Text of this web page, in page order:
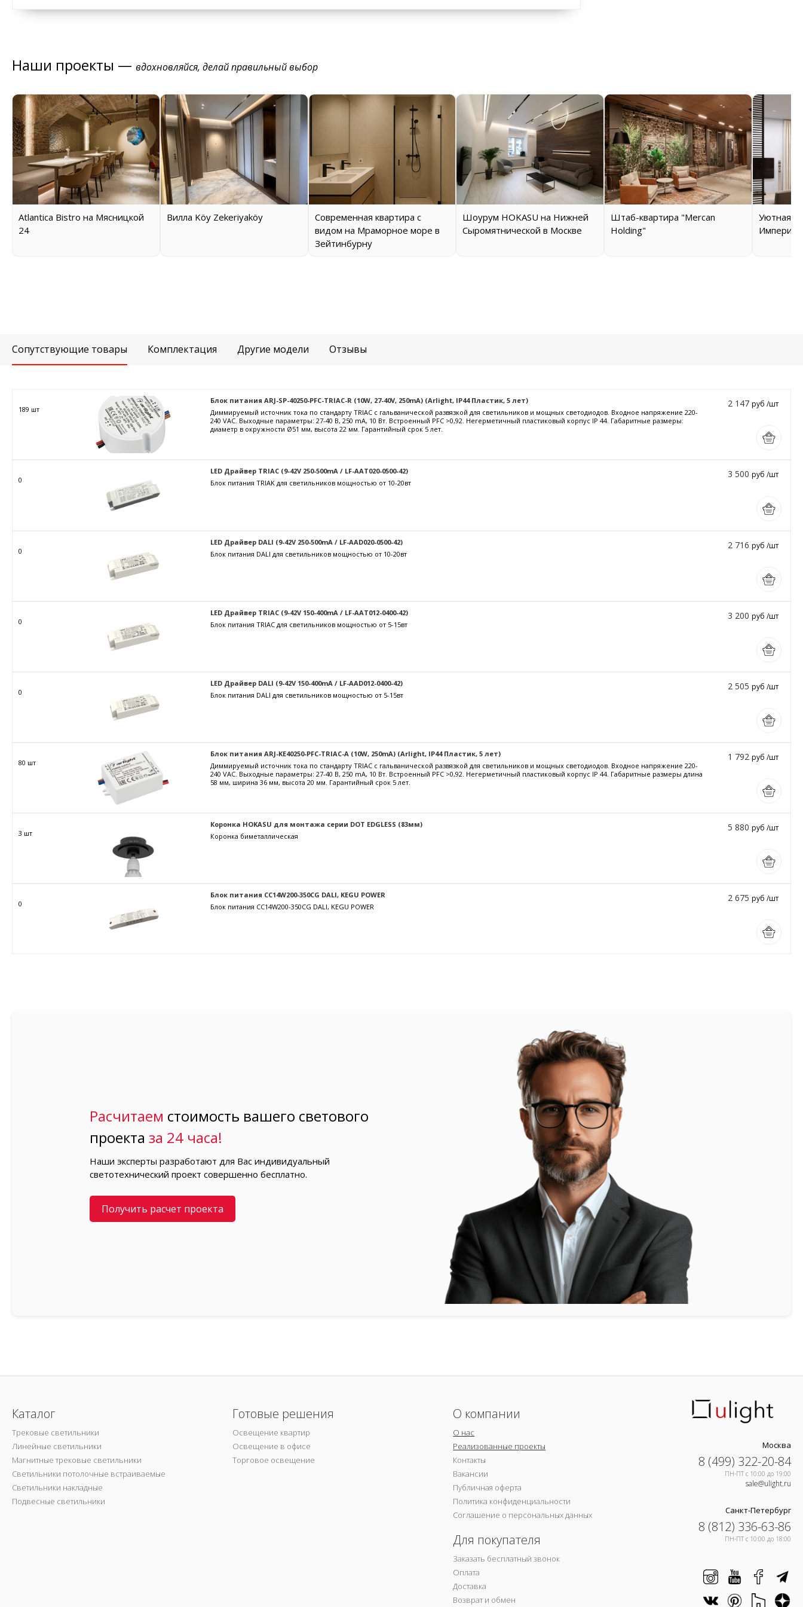
Наши проекты — вдохновляйся, делай правильный выбор
Atlantica Bistro на Мясницкой
24
Вилла Köy Zekeriyaköy
Современная квартира с
видом на Мраморное море в
Зейтинбурну
Шоурум HOKASU на Нижней
Сыромятнической в Москве
Штаб-квартира "Mercan
Holding"
Уютная
Империал
Сопутствующие товары Комплектация Другие модели Отзывы
189 шт
Блок питания ARJ-SP-40250-PFC-TRIAC-R (10W, 27-40V, 250mA) (Arlight, IP44 Пластик, 5 лет)
Диммируемый источник тока по стандарту TRIAC с гальванической развязкой для светильников и мощных светодиодов. Входное напряжение 220-
240 VAC. Выходные параметры: 27-40 В, 250 mА, 10 Вт. Встроенный PFC >0,92. Негерметичный пластиковый корпус IP 44. Габаритные размеры:
диаметр в окружности Ø51 мм, высота 22 мм. Гарантийный срок 5 лет.
2 147 руб /шт
0
LED Драйвер TRIAC (9-42V 250-500mA / LF-AAT020-0500-42)
Блок питания TRIAK для светильников мощностью от 10-20вт
3 500 руб /шт
0
LED Драйвер DALI (9-42V 250-500mA / LF-AAD020-0500-42)
Блок питания DALI для светильников мощностью от 10-20вт
2 716 руб /шт
0
LED Драйвер TRIAC (9-42V 150-400mA / LF-AAT012-0400-42)
Блок питания TRIAC для светильников мощностью от 5-15вт
3 200 руб /шт
0
LED Драйвер DALI (9-42V 150-400mA / LF-AAD012-0400-42)
Блок питания DALI для светильников мощностью от 5-15вт
2 505 руб /шт
80 шт
Блок питания ARJ-KE40250-PFC-TRIAC-A (10W, 250mA) (Arlight, IP44 Пластик, 5 лет)
Диммируемый источник тока по стандарту TRIAC с гальванической развязкой для светильников и мощных светодиодов. Входное напряжение 220-
240 VAC. Выходные параметры: 27-40 В, 250 mА, 10 Вт. Встроенный PFC >0,92. Негерметичный пластиковый корпус IP 44. Габаритные размеры длина
58 мм, ширина 36 мм, высота 20 мм. Гарантийный срок 5 лет.
1 792 руб /шт
3 шт
Коронка HOKASU для монтажа серии DOT EDGLESS (83мм)
Коронка биметаллическая
5 880 руб /шт
0
Блок питания CC14W200-350CG DALI, KEGU POWER
Блок питания CC14W200-350CG DALI, KEGU POWER
2 675 руб /шт
Расчитаем стоимость вашего светового
проектаза 24 часа!
Наши эксперты разработают для Вас индивидуальный
светотехнический проект совершенно бесплатно.
Получить расчет проекта
Каталог
Трековые светильники
Линейные светильники
Магнитные трековые светильники
Светильники потолочные встраиваемые
Светильники накладные
Подвесные светильники
Готовые решения
Освещение квартир
Освещение в офисе
Торговое освещение
О компании
О нас
Реализованные проекты
Контакты
Вакансии
Публичная оферта
Политика конфиденциальности
Соглашение о персональных данных
Для покупателя
Заказать бесплатный звонок
Оплата
Доставка
Возврат и обмен
Москва
8 (499) 322-20-84
ПН-ПТ c 10:00 до 19:00
sale@ulight.ru
Санкт-Петербург
8 (812) 336-63-86
ПН-ПТ c 10:00 до 18:00